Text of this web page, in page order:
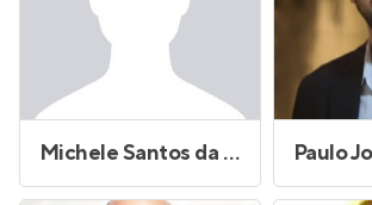
Michele Santos da Rocha Dias